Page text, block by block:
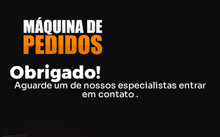
Obrigado!
Aguarde um de nossos especialistas entrar
em contato .